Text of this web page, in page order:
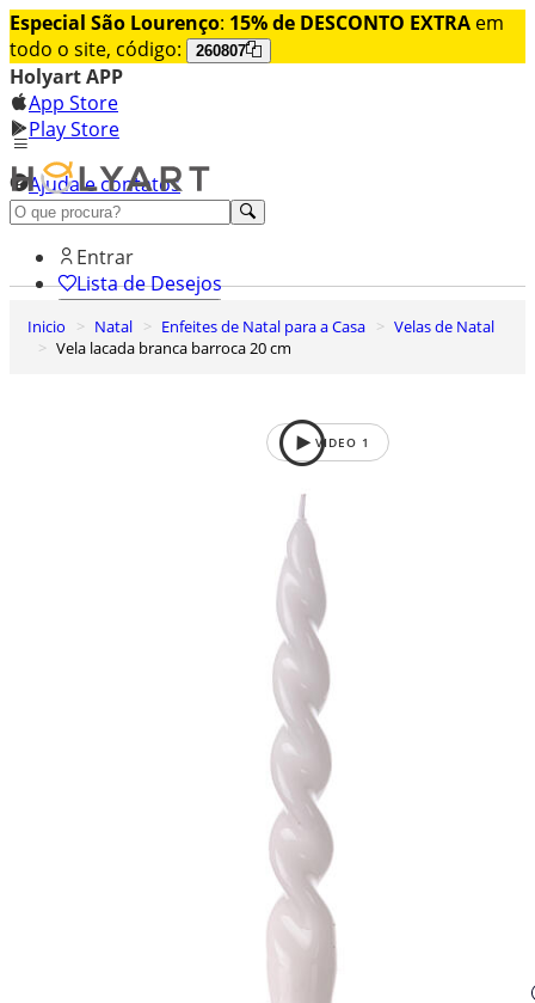
Especial São Lourenço: 15% de DESCONTO EXTRA em
todo o site, código:
260807
Holyart APP
App Store
Play Store
Ajuda e contatos
Conheça premium
Entrar
Lista de Desejos
Carrinho de Compras
Inicio Natal Enfeites de Natal para a Casa
Velas de Natal
Vela lacada branca barroca 20 cm
VIDEO 1